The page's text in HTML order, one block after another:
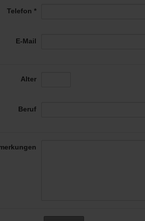
Telefon *
E-Mail
Alter
Beruf